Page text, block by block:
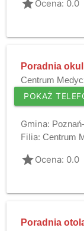
gradeOcena: 0.0
Poradnia
Centrum
POKAŻ
Gmina:
Filia: Centrum
gradeOcena: 0.0
Poradnia